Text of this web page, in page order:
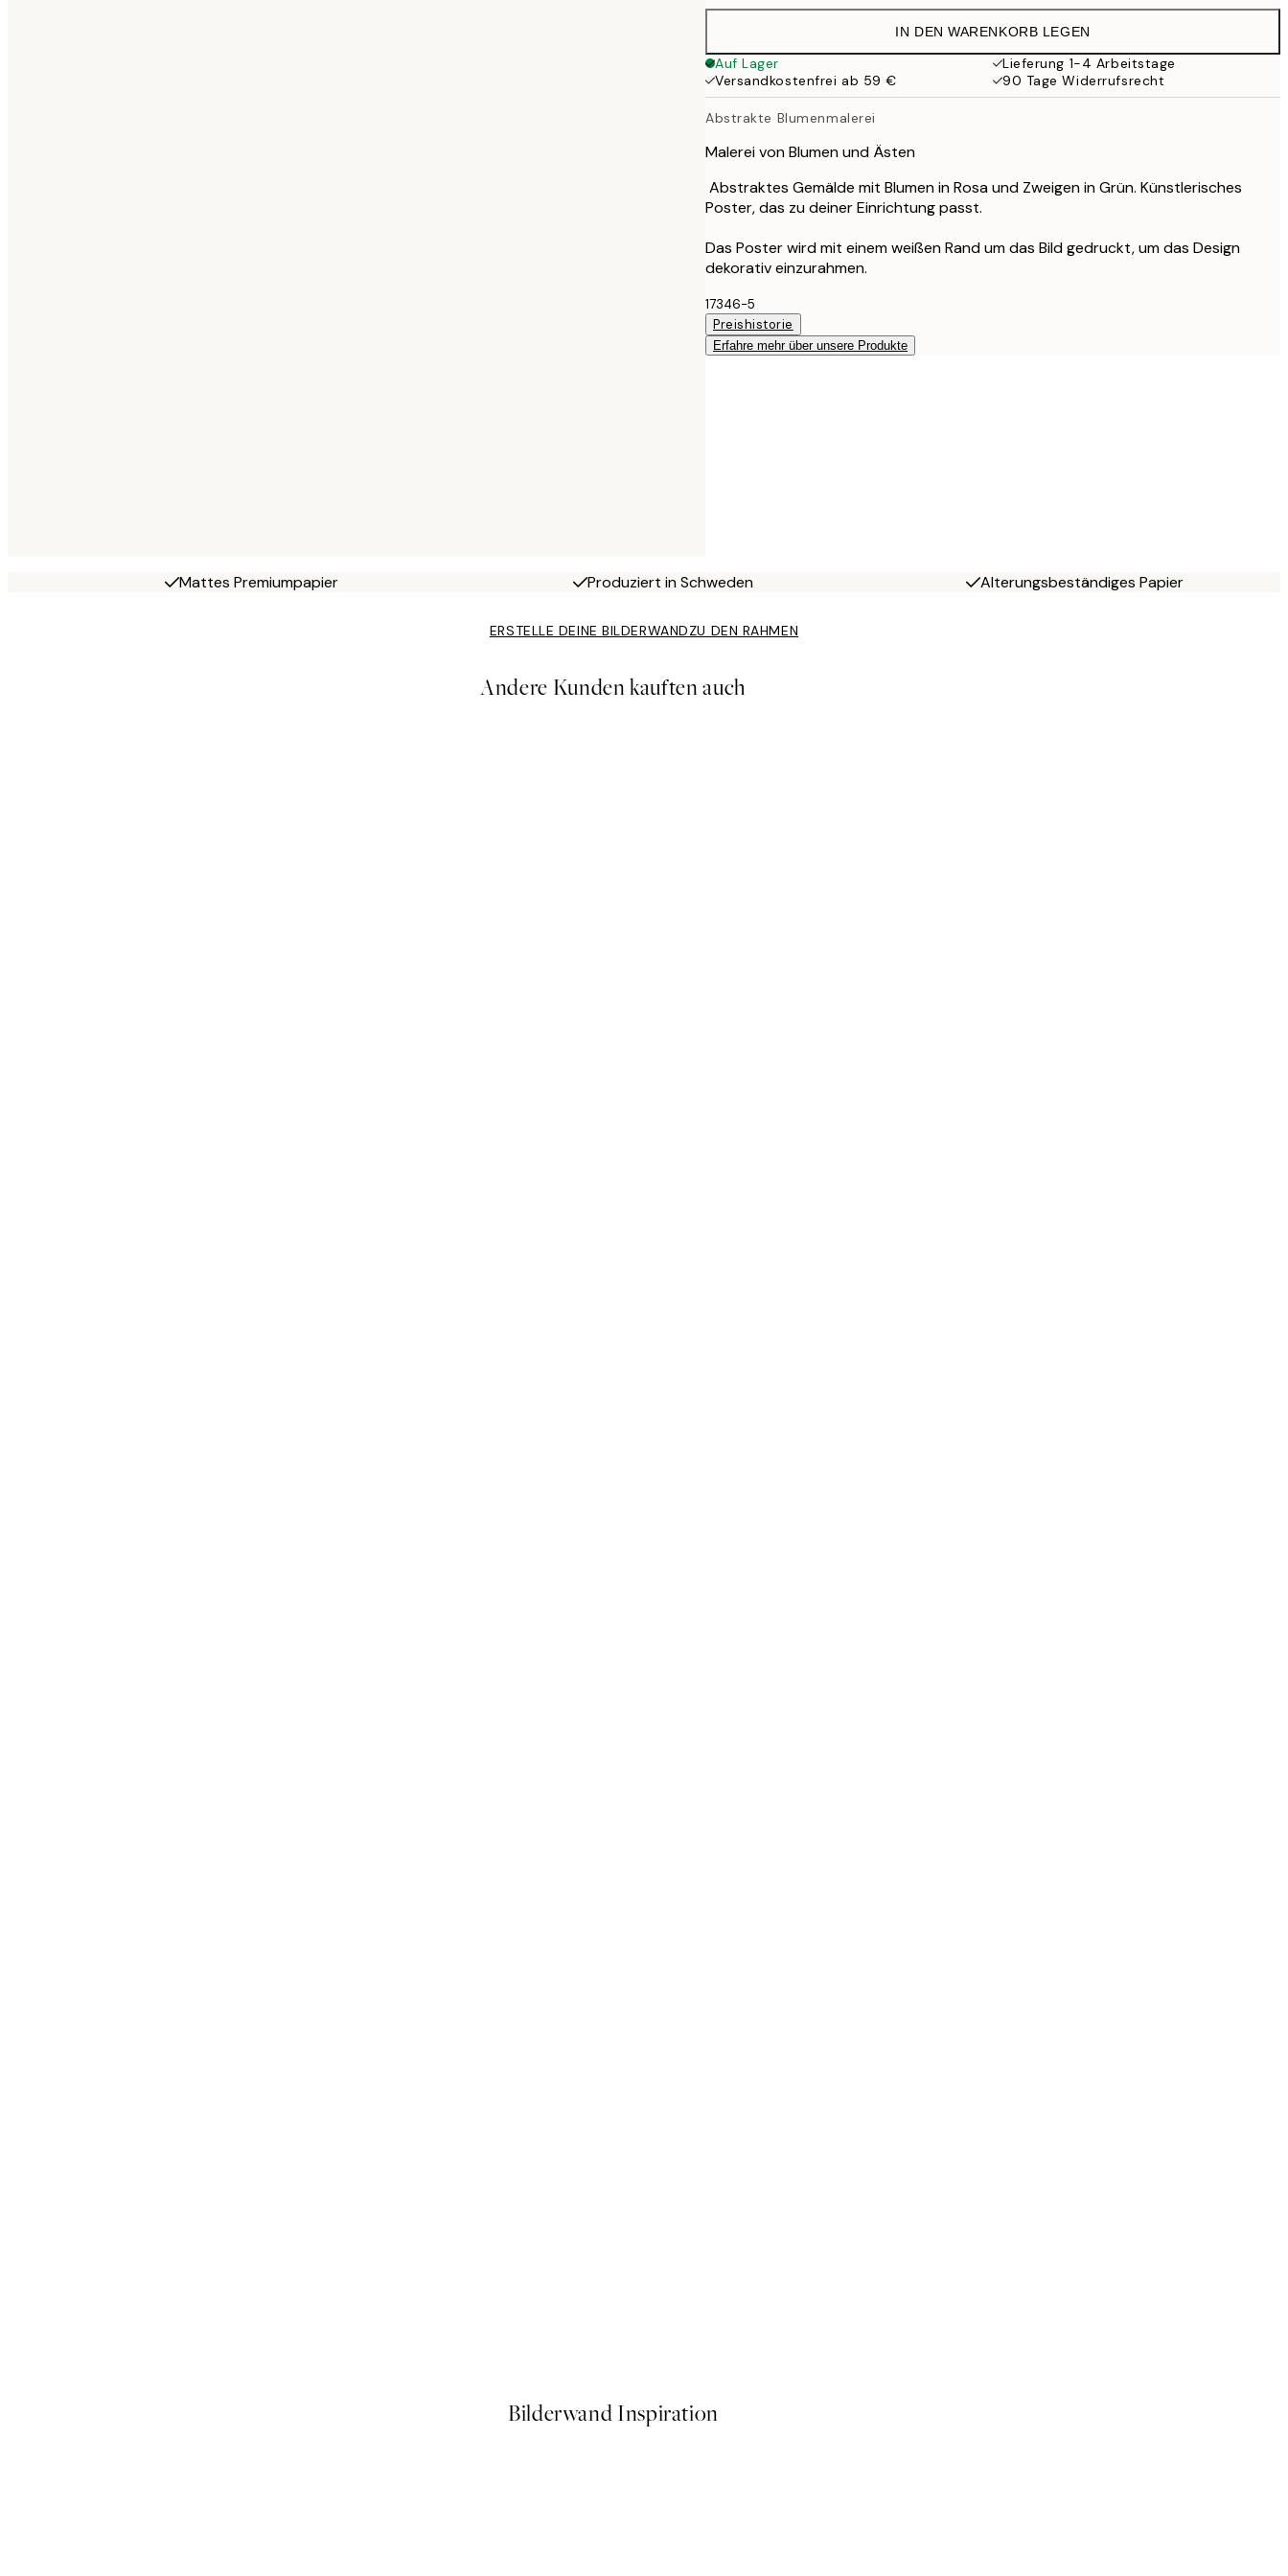
27,45 €
35,95 €
70x100 cm
49 €
IN DEN WARENKORB LEGEN
Auf Lager
Lieferung 1-4 Arbeitstage
Versandkostenfrei ab 59 €
90 Tage Widerrufsrecht
Abstrakte Blumenmalerei
Malerei von Blumen und Ästen
Abstraktes Gemälde mit Blumen in Rosa und Zweigen in Grün. Künstlerisches
Poster, das zu deiner Einrichtung passt.
Das Poster wird mit einem weißen Rand um das Bild gedruckt, um das Design
dekorativ einzurahmen.
17346-5
Preishistorie
Erfahre mehr über unsere Produkte
Mattes Premiumpapier Produziert in Schweden Alterungsbeständiges Papier
ERSTELLE DEINE BILDERWANDZU DEN RAHMEN
Andere Kunden kauften auch
Bilderwand Inspiration